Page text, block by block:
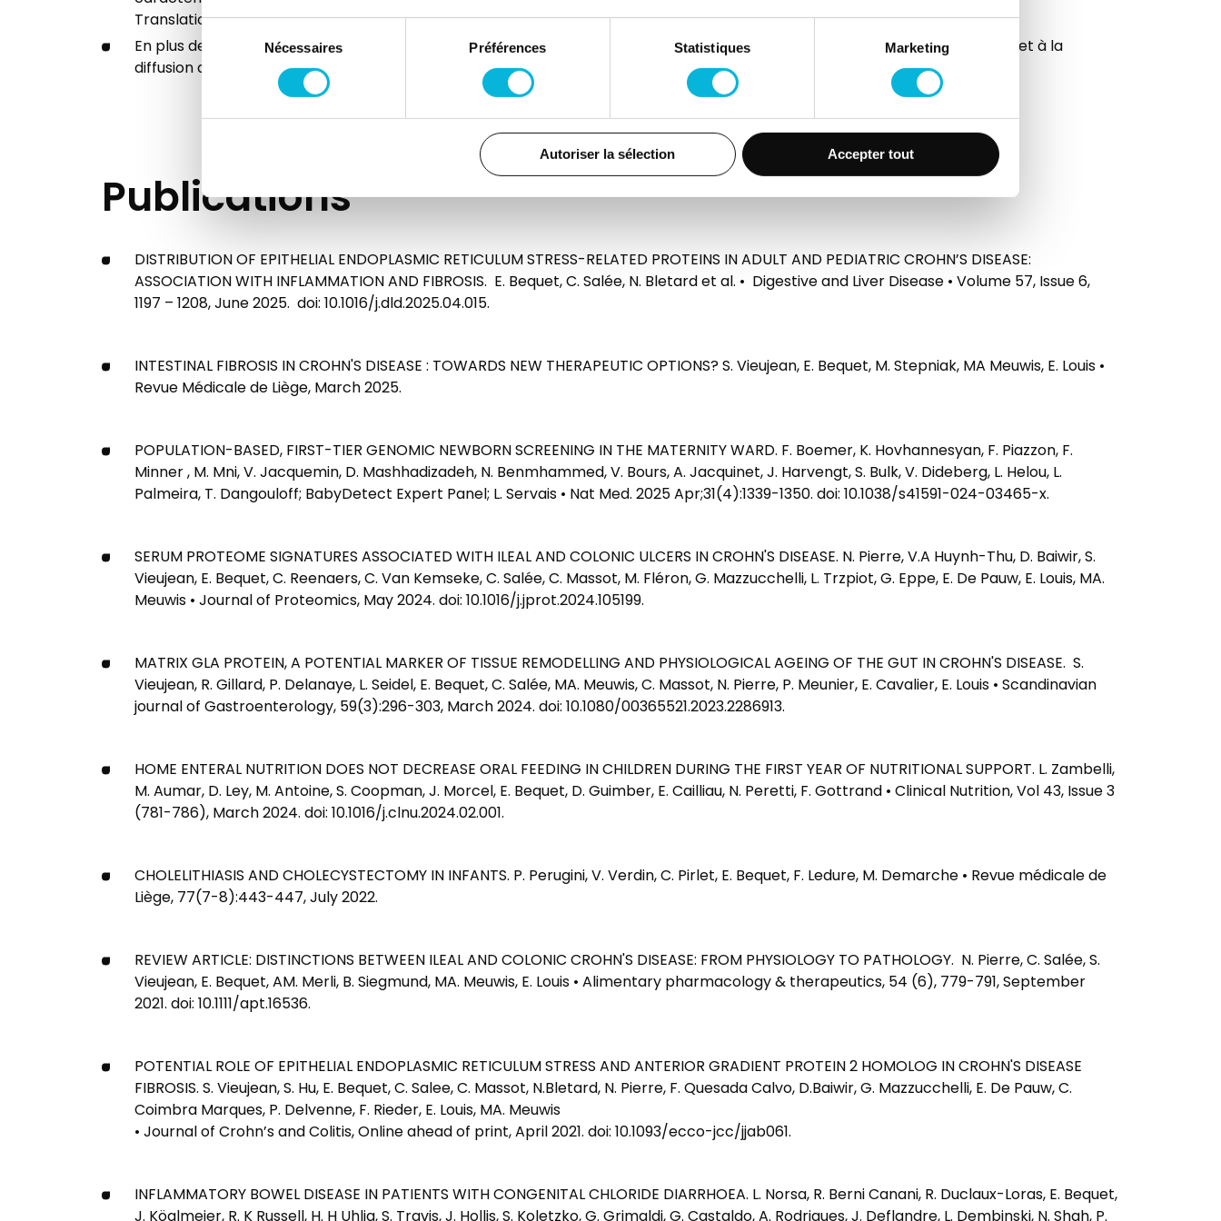
Sélection
du
consentement
Nécessaires Préférences Statistiques Marketing
Autoriser la sélection Accepter tout
Translationnelle du GIGA.
En plus de ses activités cliniques, elle participe activement à la recherche clinique et translationnelle, ainsi qu’à la formation et à la
diffusion des connaissances dans le domaine de la gastro-entérologie pédiatrique.
Publications
DISTRIBUTION OF EPITHELIAL ENDOPLASMIC RETICULUM STRESS-RELATED PROTEINS IN ADULT AND PEDIATRIC CROHN’S DISEASE:
ASSOCIATION WITH INFLAMMATION AND FIBROSIS. E. Bequet, C. Salée, N. Bletard et al. • Digestive and Liver Disease • Volume 57, Issue 6,
1197 – 1208, June 2025. doi: 10.1016/j.dld.2025.04.015.
INTESTINAL FIBROSIS IN CROHN'S DISEASE : TOWARDS NEW THERAPEUTIC OPTIONS? S. Vieujean, E. Bequet, M. Stepniak, MA Meuwis, E. Louis •
Revue Médicale de Liège, March 2025.
POPULATION-BASED, FIRST-TIER GENOMIC NEWBORN SCREENING IN THE MATERNITY WARD. F. Boemer, K. Hovhannesyan, F. Piazzon, F.
Minner , M. Mni, V. Jacquemin, D. Mashhadizadeh, N. Benmhammed, V. Bours, A. Jacquinet, J. Harvengt, S. Bulk, V. Dideberg, L. Helou, L.
Palmeira, T. Dangouloff; BabyDetect Expert Panel; L. Servais • Nat Med. 2025 Apr;31(4):1339-1350. doi: 10.1038/s41591-024-03465-x.
SERUM PROTEOME SIGNATURES ASSOCIATED WITH ILEAL AND COLONIC ULCERS IN CROHN'S DISEASE. N. Pierre, V.A Huynh-Thu, D. Baiwir, S.
Vieujean, E. Bequet, C. Reenaers, C. Van Kemseke, C. Salée, C. Massot, M. Fléron, G. Mazzucchelli, L. Trzpiot, G. Eppe, E. De Pauw, E. Louis, MA.
Meuwis • Journal of Proteomics, May 2024. doi: 10.1016/j.jprot.2024.105199.
MATRIX GLA PROTEIN, A POTENTIAL MARKER OF TISSUE REMODELLING AND PHYSIOLOGICAL AGEING OF THE GUT IN CROHN'S DISEASE. S.
Vieujean, R. Gillard, P. Delanaye, L. Seidel, E. Bequet, C. Salée, MA. Meuwis, C. Massot, N. Pierre, P. Meunier, E. Cavalier, E. Louis • Scandinavian
journal of Gastroenterology, 59(3):296-303, March 2024. doi: 10.1080/00365521.2023.2286913.
HOME ENTERAL NUTRITION DOES NOT DECREASE ORAL FEEDING IN CHILDREN DURING THE FIRST YEAR OF NUTRITIONAL SUPPORT. L. Zambelli,
M. Aumar, D. Ley, M. Antoine, S. Coopman, J. Morcel, E. Bequet, D. Guimber, E. Cailliau, N. Peretti, F. Gottrand • Clinical Nutrition, Vol 43, Issue 3
(781-786), March 2024. doi: 10.1016/j.clnu.2024.02.001.
CHOLELITHIASIS AND CHOLECYSTECTOMY IN INFANTS. P. Perugini, V. Verdin, C. Pirlet, E. Bequet, F. Ledure, M. Demarche • Revue médicale de
Liège, 77(7-8):443-447, July 2022.
REVIEW ARTICLE: DISTINCTIONS BETWEEN ILEAL AND COLONIC CROHN'S DISEASE: FROM PHYSIOLOGY TO PATHOLOGY. N. Pierre, C. Salée, S.
Vieujean, E. Bequet, AM. Merli, B. Siegmund, MA. Meuwis, E. Louis • Alimentary pharmacology & therapeutics, 54 (6), 779-791, September
2021. doi: 10.1111/apt.16536.
POTENTIAL ROLE OF EPITHELIAL ENDOPLASMIC RETICULUM STRESS AND ANTERIOR GRADIENT PROTEIN 2 HOMOLOG IN CROHN'S DISEASE
FIBROSIS. S. Vieujean, S. Hu, E. Bequet, C. Salee, C. Massot, N.Bletard, N. Pierre, F. Quesada Calvo, D.Baiwir, G. Mazzucchelli, E. De Pauw, C.
Coimbra Marques, P. Delvenne, F. Rieder, E. Louis, MA. Meuwis
• Journal of Crohn’s and Colitis, Online ahead of print, April 2021. doi: 10.1093/ecco-jcc/jjab061.
INFLAMMATORY BOWEL DISEASE IN PATIENTS WITH CONGENITAL CHLORIDE DIARRHOEA. L. Norsa, R. Berni Canani, R. Duclaux-Loras, E. Bequet,